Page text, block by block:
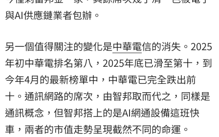
與AI供應鏈業者包辦。
另一個值得關注的變化是中華電信的消失。2025
年初中華電排名第八，2025年底已滑至第十，到
今年4月的最新榜單中，中華電已完全跌出前
十。通訊網路的席次，由智邦取而代之，同樣是
通訊概念，但智邦搭上的是AI網通設備這班快
車，兩者的市值走勢呈現截然不同的命運。